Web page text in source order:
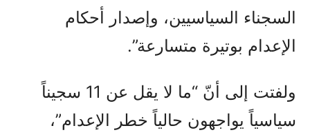
السجناء السياسيين، وإصدار أحكام
الإعدام بوتيرة متسارعة”.
ولفتت إلى أنّ “ما لا يقل عن 11 سجيناً
سياسياً يواجهون حالياً خطر الإعدام”،